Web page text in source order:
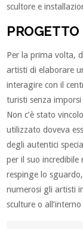
scultore e
PROGETTO
Per la prima volta,
artisti di elaborare
interagire con il
turisti senza
Non c’è stato
utilizzato doveva
degli autentici
per il suo
respinge lo
numerosi gli artisti
sculture o